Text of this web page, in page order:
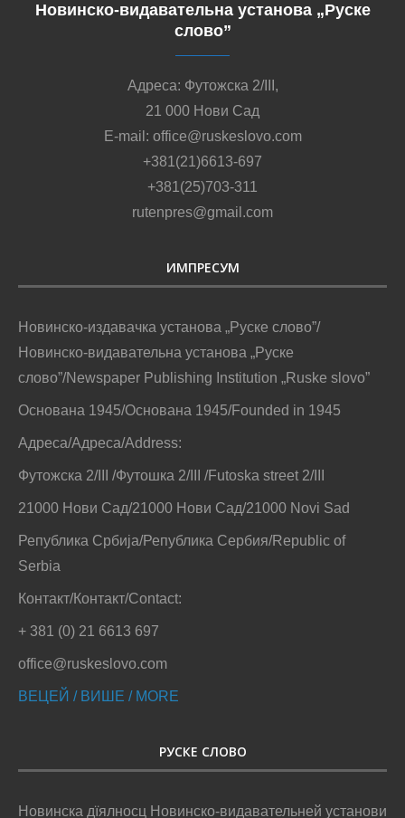
Новинско-видавательна установа „Руске
слово”
Адреса: Футожска 2/III,
21 000 Нови Сад
E-mail: office@ruskeslovo.com
+381(21)6613-697
+381(25)703-311
rutenpres@gmail.com
ИМПРЕСУМ
Новинско-издавачка установа „Руске слово”/
Новинско-видавательна установа „Руске
слово”/Newspaper Publishing Institution „Ruske slovo”
Основана 1945/Основана 1945/Founded in 1945
Адреса/Адреса/Address:
Футожска 2/III /Футошка 2/III /Futoska street 2/III
21000 Нови Сад/21000 Нови Сад/21000 Novi Sad
Република Србија/Република Сербия/Republic of
Serbia
Контакт/Контакт/Contact:
+ 381 (0) 21 6613 697
office@ruskeslovo.com
ВЕЦЕЙ / ВИШЕ / MORE
РУСКЕ СЛОВО
Новинска дїялносц Новинско-видавательней установи